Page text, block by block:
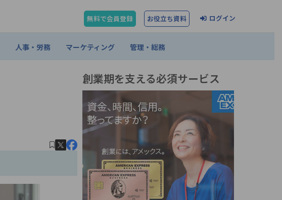
無料で会員登録 お役立ち資料 ログイン
人事・労務 マーケティング 管理・総務
創業期を支える必須サービス